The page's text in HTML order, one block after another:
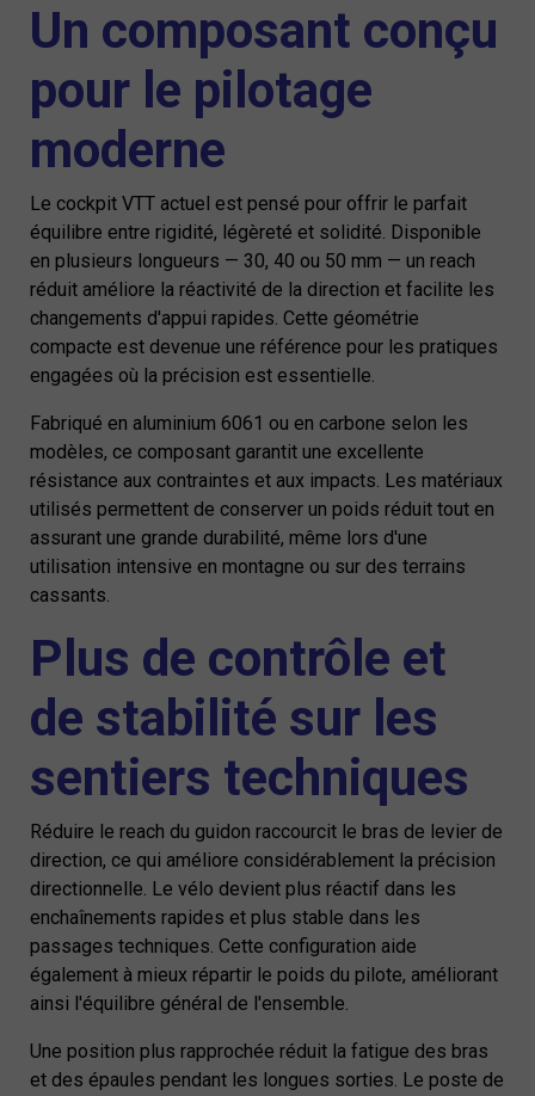
Un composant conçu
pour le pilotage
moderne
Le cockpit VTT actuel est pensé pour offrir le parfait
équilibre entre rigidité, légèreté et solidité. Disponible
en plusieurs longueurs — 30, 40 ou 50 mm — un reach
réduit améliore la réactivité de la direction et facilite les
changements d'appui rapides. Cette géométrie
compacte est devenue une référence pour les pratiques
engagées où la précision est essentielle.
Fabriqué en aluminium 6061 ou en carbone selon les
modèles, ce composant garantit une excellente
résistance aux contraintes et aux impacts. Les matériaux
utilisés permettent de conserver un poids réduit tout en
assurant une grande durabilité, même lors d'une
utilisation intensive en montagne ou sur des terrains
cassants.
Plus de contrôle et
de stabilité sur les
sentiers techniques
Réduire le reach du guidon raccourcit le bras de levier de
direction, ce qui améliore considérablement la précision
directionnelle. Le vélo devient plus réactif dans les
enchaînements rapides et plus stable dans les
passages techniques. Cette configuration aide
également à mieux répartir le poids du pilote, améliorant
ainsi l'équilibre général de l'ensemble.
Une position plus rapprochée réduit la fatigue des bras
et des épaules pendant les longues sorties. Le poste de